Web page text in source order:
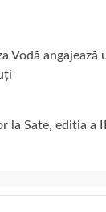
Vodă
la Sate, ediția a